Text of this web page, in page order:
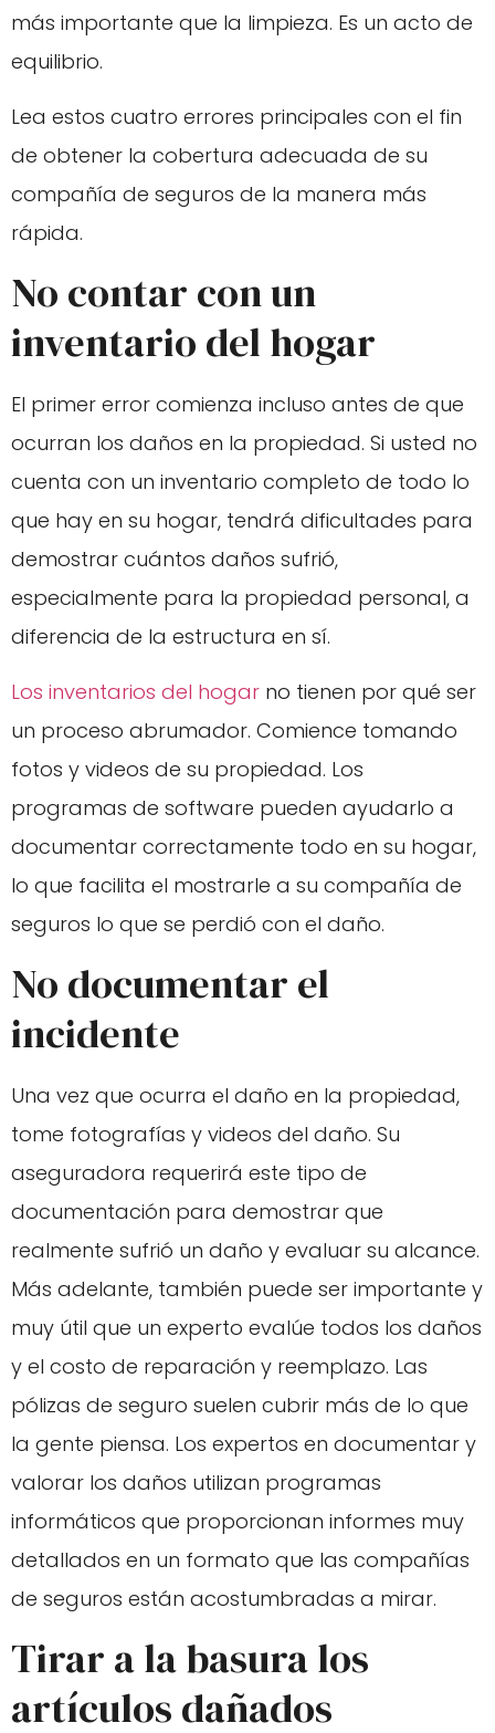
más importante que la limpieza. Es un acto de
equilibrio.
Lea estos cuatro errores principales con el fin
de obtener la cobertura adecuada de su
compañía de seguros de la manera más
rápida.
No contar con un
inventario del hogar
El primer error comienza incluso antes de que
ocurran los daños en la propiedad. Si usted no
cuenta con un inventario completo de todo lo
que hay en su hogar, tendrá dificultades para
demostrar cuántos daños sufrió,
especialmente para la propiedad personal, a
diferencia de la estructura en sí.
Los inventarios del hogar no tienen por qué ser
un proceso abrumador. Comience tomando
fotos y videos de su propiedad. Los
programas de software pueden ayudarlo a
documentar correctamente todo en su hogar,
lo que facilita el mostrarle a su compañía de
seguros lo que se perdió con el daño.
No documentar el
incidente
Una vez que ocurra el daño en la propiedad,
tome fotografías y videos del daño. Su
aseguradora requerirá este tipo de
documentación para demostrar que
realmente sufrió un daño y evaluar su alcance.
Más adelante, también puede ser importante y
muy útil que un experto evalúe todos los daños
y el costo de reparación y reemplazo. Las
pólizas de seguro suelen cubrir más de lo que
la gente piensa. Los expertos en documentar y
valorar los daños utilizan programas
informáticos que proporcionan informes muy
detallados en un formato que las compañías
de seguros están acostumbradas a mirar.
Tirar a la basura los
artículos dañados